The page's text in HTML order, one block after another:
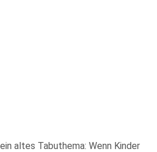
altes Tabuthema: Wenn Kinder